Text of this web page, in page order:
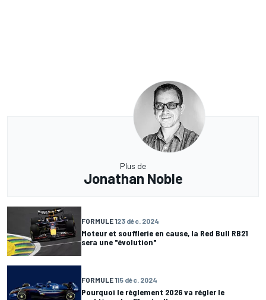
Plus de
Jonathan Noble
FORMULE 123 déc. 2024
Moteur et soufflerie en cause, la Red Bull RB21
sera une "évolution"
FORMULE 115 déc. 2024
Pourquoi le règlement 2026 va régler le